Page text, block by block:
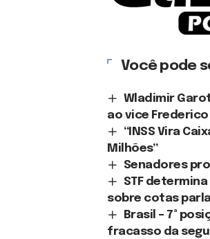
Você pode
Wladimir
ao vice Frederico
“INSS Vira
Milhões”
Senadores
STF
sobre cotas
Brasil – 7ª
fracasso da